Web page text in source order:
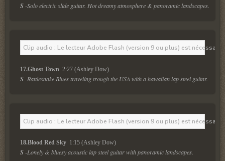
S -Solo electric slide guitar. Hot dreamy atmosphere & panoramic landscapes.
Clip audio : Le lecteur Adobe Flash (version 9 ou plus) est
17.Ghost Town 2:27 (Ashley Dow)
S -Rattlesnake Blues traveling trough the USA with a hawaiian lap steel guitar.
Clip audio : Le lecteur Adobe Flash (version 9 ou plus) est
18.Blood Red Sky 1:15 (Ashley Dow)
S -Lonely & bluesy acoustic lap steel guitar with panoramic landscapes.